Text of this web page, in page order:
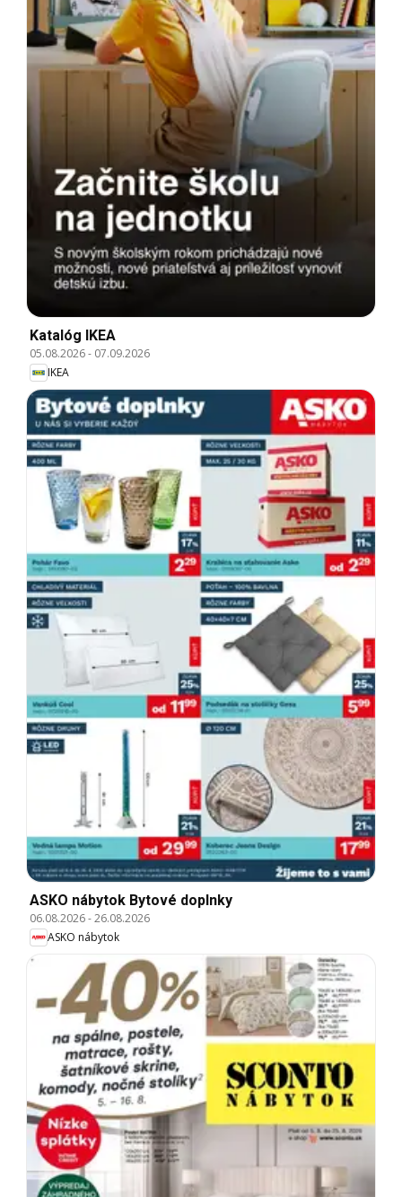
Katalóg IKEA
05.08.2026- 07.09.2026
IKEA
ASKO nábytok Bytové doplnky
06.08.2026-26.08.2026
ASKO nábytok